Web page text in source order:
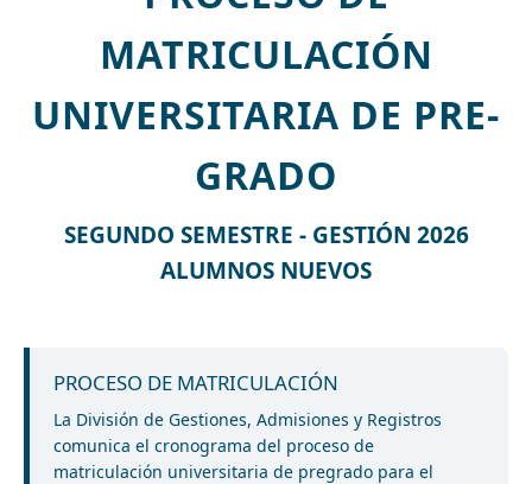
MATRICULACIÓN
UNIVERSITARIA DE PRE-
GRADO
SEGUNDO SEMESTRE - GESTIÓN 2026
ALUMNOS NUEVOS
PROCESO DE MATRICULACIÓN
La División de Gestiones, Admisiones y Registros
comunica el cronograma del proceso de
matriculación universitaria de pregrado para el